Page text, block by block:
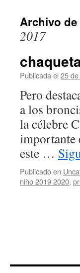
contenido
Archivo de
2017
Publicada el 25
Pero
a los
la célebre
importante
este …
Publicado en
niño 2019 2020,